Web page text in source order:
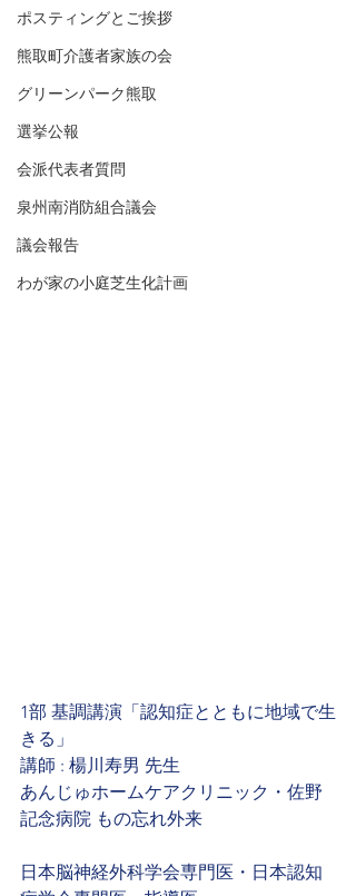
ポスティングとご挨拶
熊取町介護者家族の会
グリーンパーク熊取
選挙公報
会派代表者質問
泉州南消防組合議会
議会報告
わが家の小庭芝生化計画
1部 基調講演「認知症とともに地域で生
きる」
講師 : 楊川寿男 先生
あんじゅホームケアクリニック・佐野
記念病院 もの忘れ外来
日本脳神経外科学会専門医・日本認知